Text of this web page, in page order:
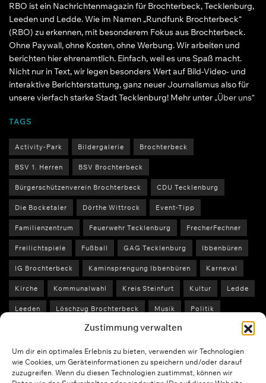
Zustimmung verwalten
Um dir ein optimales Erlebnis zu bieten, verwenden wir Technologien
wie Cookies, um Geräteinformationen zu speichern und/oder darauf
zuzugreifen. Wenn du diesen Technologien zustimmst, können wir
RBO ist ein Nachrichtenmagazin für Brochterbeck, Tecklenburg,
Leeden und Ledde. Wie im Namen „Rundfunk Brochterbeck“
(RBO) zu erkennen, mit besonderem Fokus aus Brochterbeck.
Ohne Paywall, ohne Kosten, ohne Werbung. Wir arbeiten und
berichten hier ehrenamtlich. Einfach, weil es uns Spaß macht.
Nicht nur in Text, wir legen besonders Wert auf Bild-Video- und
interaktive Berichterstattung, ganz neuer Journalismus also für
unsere vierfach starke Stadt Tecklenburg! Mehr unter „Über uns“
TAGS
Activity-Park Bildergalerie Brochterbeck
BSV 1. Herren BSV Brochterbeck
Bürgerschützenverein Brochterbeck CDU Tecklenburg
Die Bocketaler Dörthe Wittrock Event-Tipp
Familienzentrum Feuerwehr Tecklenburg FrecherFechner
Freilichtspiele Fußball GAG Tecklenburg Ibbenbüren
IG Brochterbeck Kaminsprengung Ibbenbüren Karneval
Kirche Kommunalwahl Kreis Steinfurt Kultur Ledde
Leeden Löschzug Brochterbeck Musik Politik
Schule Schützenfest
St. Peter und Paul Stadtfest Tecklenburg
Stadt Tecklenburg Stefan Streit SVLN Tecklenburg